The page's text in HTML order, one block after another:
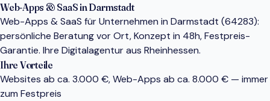
Web-Apps & SaaS in Darmstadt
Web-Apps & SaaS für Unternehmen in Darmstadt (64283):
persönliche Beratung vor Ort, Konzept in 48h, Festpreis-
Garantie. Ihre Digitalagentur aus Rheinhessen.
Ihre Vorteile
Websites ab ca. 3.000 €, Web-Apps ab ca. 8.000 € — immer
zum Festpreis